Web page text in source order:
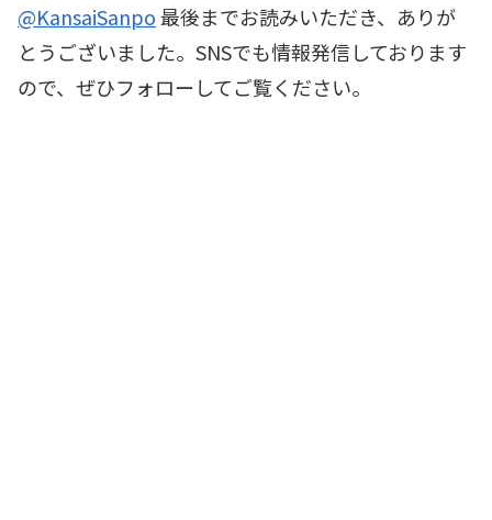
@KansaiSanpo最後までお読みいただき、ありが
とうございました。SNSでも情報発信しております
ので、ぜひフォローしてご覧ください。